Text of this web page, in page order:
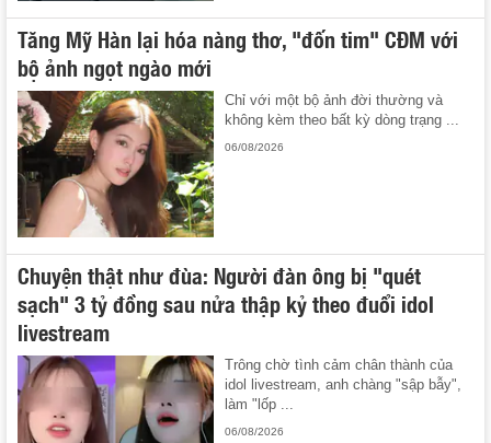
Tăng Mỹ Hàn lại hóa nàng thơ, "đốn tim" CĐM với
bộ ảnh ngọt ngào mới
Chỉ với một bộ ảnh đời thường và
không kèm theo bất kỳ dòng trạng ...
06/08/2026
Chuyện thật như đùa: Người đàn ông bị "quét
sạch" 3 tỷ đồng sau nửa thập kỷ theo đuổi idol
livestream
Trông chờ tình cảm chân thành của
idol livestream, anh chàng "sập bẫy",
làm "lốp ...
06/08/2026